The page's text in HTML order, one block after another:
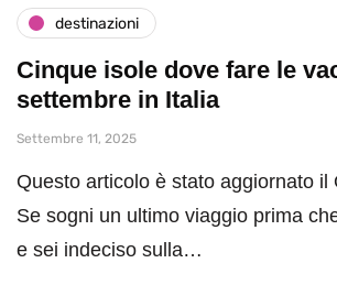
destinazioni
Cinque isole dove fare le
settembre in Italia
Settembre 11, 2025
Questo articolo è stato aggiornato il
Se sogni un ultimo viaggio prima
e sei indeciso sulla…